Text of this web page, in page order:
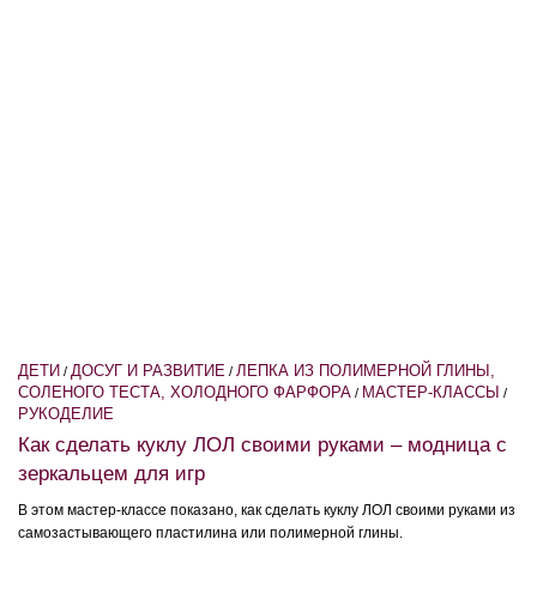
ДЕТИ / ДОСУГ И РАЗВИТИЕ / ЛЕПКА ИЗ ПОЛИМЕРНОЙ ГЛИНЫ,
СОЛЕНОГО ТЕСТА, ХОЛОДНОГО ФАРФОРА / МАСТЕР-КЛАССЫ /
РУКОДЕЛИЕ
Как сделать куклу ЛОЛ своими руками – модница с
зеркальцем для игр
В этом мастер-классе показано, как сделать куклу ЛОЛ своими руками из
самозастывающего пластилина или полимерной глины.